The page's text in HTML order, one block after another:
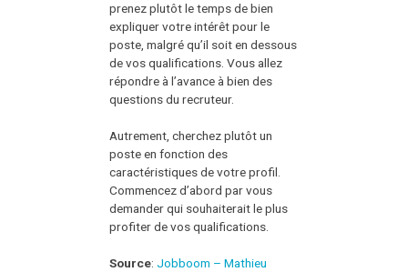
prenez plutôt le temps de bien
expliquer votre intérêt pour le
poste, malgré qu’il soit en dessous
de vos qualifications. Vous allez
répondre à l’avance à bien des
questions du recruteur.
Autrement, cherchez plutôt un
poste en fonction des
caractéristiques de votre profil.
Commencez d’abord par vous
demander qui souhaiterait le plus
profiter de vos qualifications.
Source: Jobboom – Mathieu